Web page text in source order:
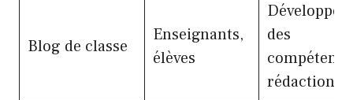
Blog de classe
Enseignants,
élèves
des